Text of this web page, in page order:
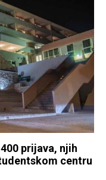
prijava, njih
centru